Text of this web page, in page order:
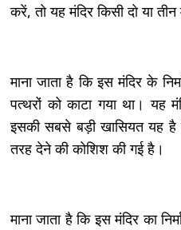
करें, तो यह मंदिर किसी दो या
माना जाता है कि इस मंदिर के
पत्थरों को काटा गया था। यह
इसकी सबसे बड़ी खासियत यह
तरह देने की कोशिश की गई है।
माना जाता है कि इस मंदिर का